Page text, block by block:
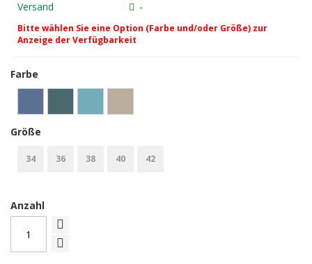
Versand
-
Bitte wählen Sie eine Option (Farbe und/oder Größe) zur
Anzeige der Verfügbarkeit
Farbe
Größe
34 36 38 40 42
Anzahl